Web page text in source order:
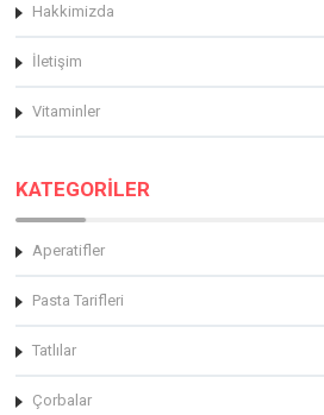
Hakkimizda
İletişim
Vitaminler
KATEGORİLER
Aperatifler
Pasta Tarifleri
Tatlılar
Çorbalar